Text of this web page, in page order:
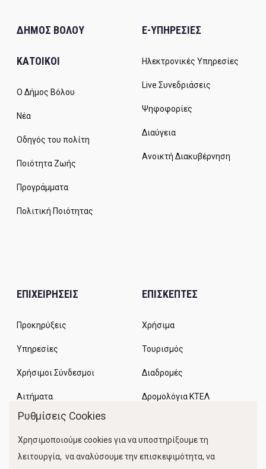
ΔΗΜΟΣ ΒΟΛΟΥ
ΚΑΤΟΙΚΟΙ
Ο Δήμος Βόλου
Νέα
Οδηγός του πολίτη
Ποιότητα Ζωής
Προγράμματα
Πολιτική Ποιότητας
E-ΥΠΗΡΕΣΙΕΣ
Ηλεκτρονικές Υπηρεσίες
Live Συνεδριάσεις
Ψηφοφορίες
Διαύγεια
Ανοικτή Διακυβέρνηση
ΕΠΙΧΕΙΡΗΣΕΙΣ
Προκηρύξεις
Υπηρεσίες
Χρήσιμοι Σύνδεσμοι
Αιτήματα
ΕΠΙΣΚΕΠΤΕΣ
Χρήσιμα
Τουρισμός
Διαδρομές
Δρομολόγια ΚΤΕΛ
Κίνηση Λιμένος
Ρυθμίσεις Cookies
Χρησιμοποιούμε cookies για να υποστηρίξουμε τη
λειτουργία, να αναλύσουμε την επισκεψιμότητα, να